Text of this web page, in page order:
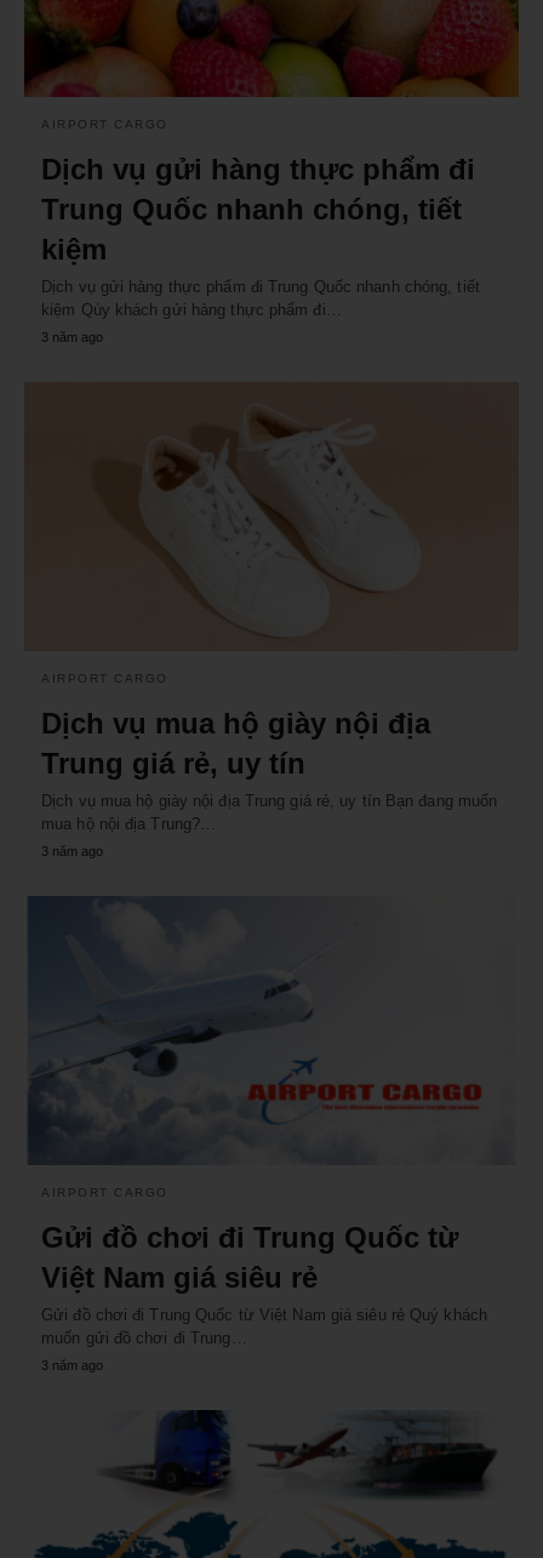
AIRPORT CARGO
Dịch vụ gửi hàng thực phẩm đi
Trung Quốc nhanh chóng, tiết
kiệm
Dịch vụ gửi hàng thực phẩm đi Trung Quốc nhanh chóng, tiết
kiệm Qúy khách gửi hàng thực phẩm đi…
3 năm ago
AIRPORT CARGO
Dịch vụ mua hộ giày nội địa
Trung giá rẻ, uy tín
Dịch vụ mua hộ giày nội địa Trung giá rẻ, uy tín Bạn đang muốn
mua hộ nội địa Trung?…
3 năm ago
AIRPORT CARGO
Gửi đồ chơi đi Trung Quốc từ
Việt Nam giá siêu rẻ
Gửi đồ chơi đi Trung Quốc từ Việt Nam giá siêu rẻ Quý khách
muốn gửi đồ chơi đi Trung…
3 năm ago